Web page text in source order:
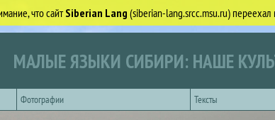
что сайтSiberian Lang (siberian-lang.srcc.msu.ru)
МАЛЫЕ ЯЗЫКИ СИБИРИ: НАШЕ
Фотографии Тексты